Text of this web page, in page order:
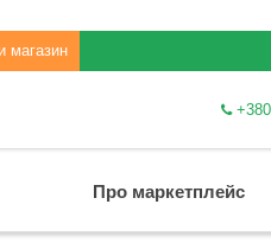
магазин
Про маркетплейс